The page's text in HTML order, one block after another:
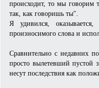
происходит, то мы говорим
так, как говоришь ты".
Я удивился,
произносимого слова и
Сравнительно с недавних
просто вылетевший
несут последствия как